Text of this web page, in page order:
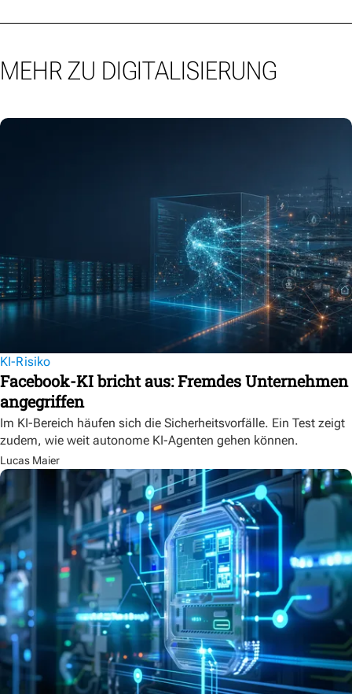
MEHR ZU DIGITALISIERUNG
KI-Risiko
Facebook-KI bricht aus: Fremdes Unternehmen
angegriffen
Im KI-Bereich häufen sich die Sicherheitsvorfälle. Ein Test zeigt
zudem, wie weit autonome KI-Agenten gehen können.
Lucas Maier